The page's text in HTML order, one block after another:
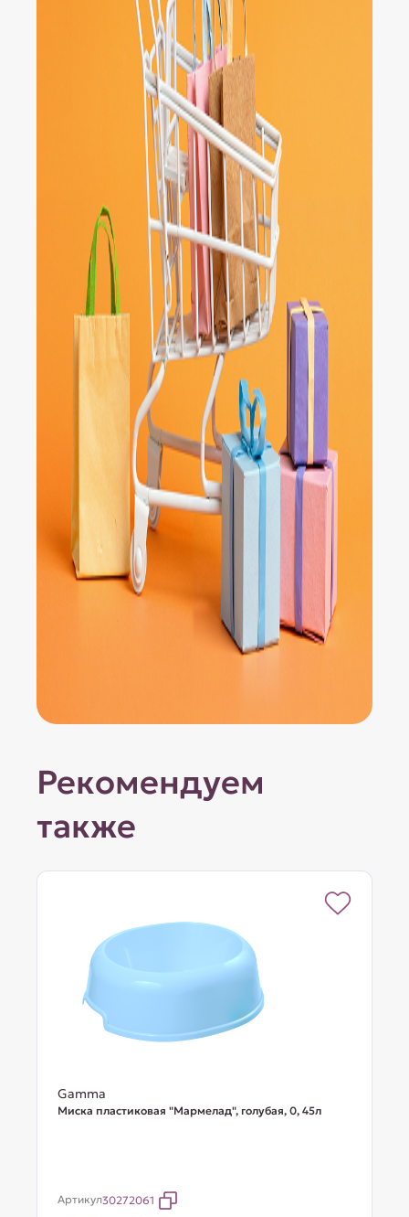
Рекомендуем
также
Gamma
Миска пластиковая "Мармелад", голубая, 0, 45л
Артикул30272061